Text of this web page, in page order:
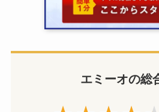
エミーオの総